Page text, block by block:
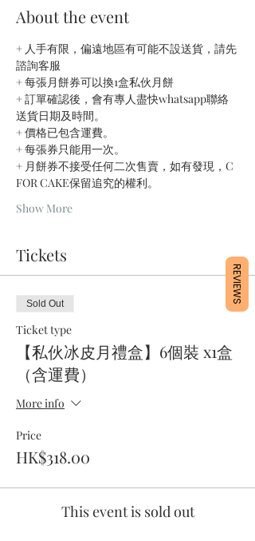
About the event
+ 人手有限，偏遠地區有可能不設送貨，請先
諮詢客服
+ 每張月餅券可以換1盒私伙月餅
+ 訂單確認後，會有專人盡快whatsapp聯絡
送貨日期及時間。
+ 價格已包含運費。
+ 每張券只能用一次。
+ 月餅券不接受任何二次售賣，如有發現，C
FOR CAKE保留追究的權利。
Show More
Tickets
Sold Out
Ticket type
【私伙冰皮月禮盒】6個裝 x1盒
（含運費）
More info
Price
HK$318.00
This event is sold out
REVIEWS